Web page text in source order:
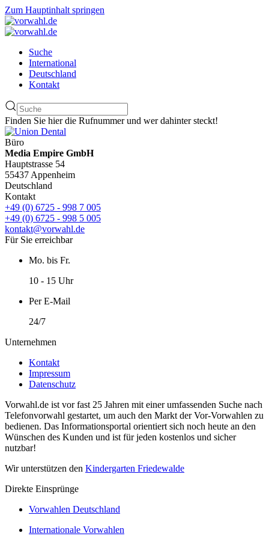
Zum Hauptinhalt springen
Suche
International
Deutschland
Kontakt
Finden Sie hier die Rufnummer und wer dahinter steckt!
Büro
Media Empire GmbH
Hauptstrasse 54
55437 Appenheim
Deutschland
Kontakt
+49 (0) 6725 - 998 7 005
+49 (0) 6725 - 998 5 005
kontakt@vorwahl.de
Für Sie erreichbar
Mo. bis Fr.
10 - 15 Uhr
Per E-Mail
24/7
Unternehmen
Kontakt
Impressum
Datenschutz
Vorwahl.de ist vor fast 25 Jahren mit einer umfassenden Suche nach
Telefonvorwahl gestartet, um auch den Markt der Vor-Vorwahlen zu
bedienen. Das Informationsportal orientiert sich noch heute an den
Wünschen des Kunden und ist für jeden kostenlos und sicher
nutzbar!
Wir unterstützen den Kindergarten Friedewalde
Direkte Einsprünge
Vorwahlen Deutschland
Internationale Vorwahlen